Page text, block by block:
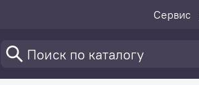
Сервис